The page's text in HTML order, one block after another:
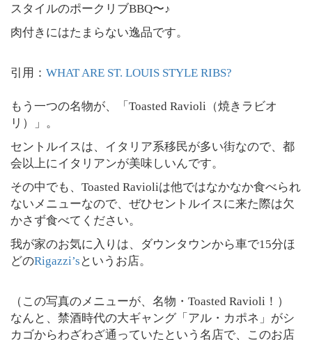
スタイルのポークリブBBQ〜♪
肉付きにはたまらない逸品です。
引用： WHAT ARE ST. LOUIS STYLE RIBS?
もう一つの名物が、「Toasted Ravioli（焼きラビオ
リ）」。
セントルイスは、イタリア系移民が多い街なので、都
会以上にイタリアンが美味しいんです。
その中でも、Toasted Ravioliは他ではなかなか食べられ
ないメニューなので、ぜひセントルイスに来た際は欠
かさず食べてください。
我が家のお気に入りは、ダウンタウンから車で15分ほ
どのRigazzi’s というお店。
（この写真のメニューが、名物・Toasted Ravioli！）
なんと、禁酒時代の大ギャング「アル・カポネ」がシ
カゴからわざわざ通っていたという名店で、このお店